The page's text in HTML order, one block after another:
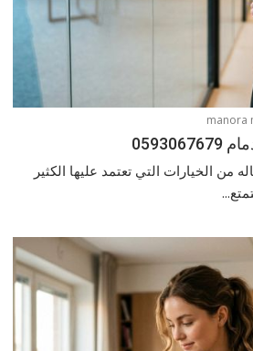
الخيارات التي تعتمد عليها الكثير